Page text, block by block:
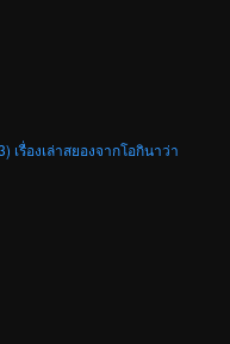
เรื่องเล่าสยองจากโอกินาว่า